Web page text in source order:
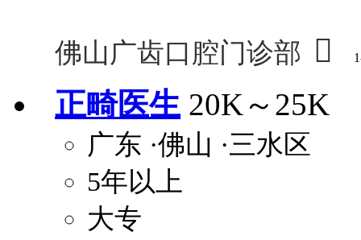
佛山广齿口腔门诊部 
正畸医生 20K～25K
广东 ·佛山 ·三水区
5年以上
大专